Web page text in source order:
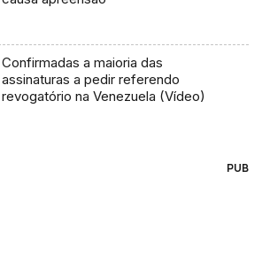
Confirmadas a maioria das
assinaturas a pedir referendo
revogatório na Venezuela (Vídeo)
PUB